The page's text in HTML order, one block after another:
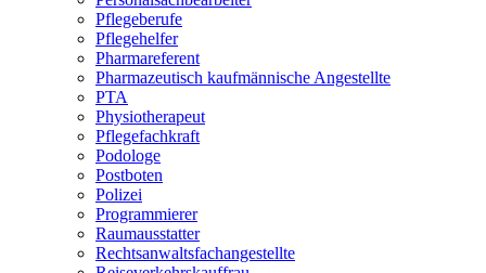
Pflegeberufe
Pflegehelfer
Pharmareferent
Pharmazeutisch kaufmännische Angestellte
PTA
Physiotherapeut
Pflegefachkraft
Podologe
Postboten
Polizei
Programmierer
Raumausstatter
Rechtsanwaltsfachangestellte